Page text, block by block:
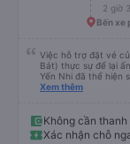
2 giờ
Bến xe
Việc hỗ trợ đặt vé
Bát) thực sự để lại
Yến Nhi đã thể hiện
vấn. Mọi thắc mắc
trình đặt vé, từ việc
Sự tận tâm và chu
hơn khi sử dụng dịch vụ của nhà
Xem thêm
Không cần
Xác nhận chỗ